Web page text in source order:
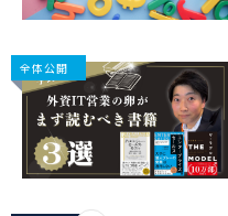
全体公開